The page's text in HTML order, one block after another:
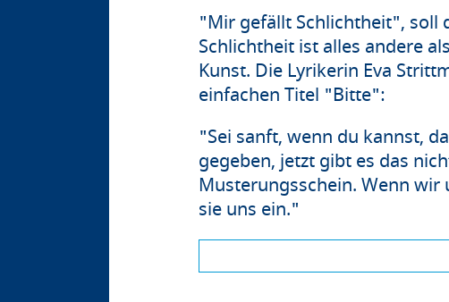
"Mir gefällt Schlichtheit", soll
Schlichtheit ist alles andere
Kunst. Die Lyrikerin Eva
einfachen Titel "Bitte":
"Sei sanft, wenn du kannst,
gegeben, jetzt gibt es das
Musterungsschein. Wenn
sie uns ein."